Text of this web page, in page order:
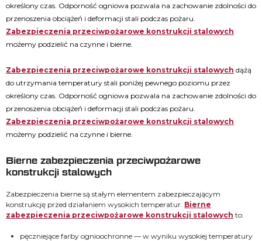
określony czas. Odporność ogniowa pozwala na zachowanie zdolności do
przenoszenia obciążeń i deformacji stali podczas pożaru.
Zabezpieczenia przeciwpożarowe konstrukcji stalowych
możemy podzielić na czynne i bierne.
Zabezpieczenia przeciwpożarowe konstrukcji stalowych dążą
do utrzymania temperatury stali poniżej pewnego poziomu przez
określony czas. Odporność ogniowa pozwala na zachowanie zdolności do
przenoszenia obciążeń i deformacji stali podczas pożaru.
Zabezpieczenia przeciwpożarowe konstrukcji stalowych
możemy podzielić na czynne i bierne.
Bierne zabezpieczenia przeciwpożarowe
konstrukcji stalowych
Zabezpieczenia bierne są stałym elementem zabezpieczającym
konstrukcję przed działaniem wysokich temperatur. Bierne
zabezpieczenia przeciwpożarowe konstrukcji stalowych to:
pęczniejące farby ognioochronne — w wyniku wysokiej temperatury